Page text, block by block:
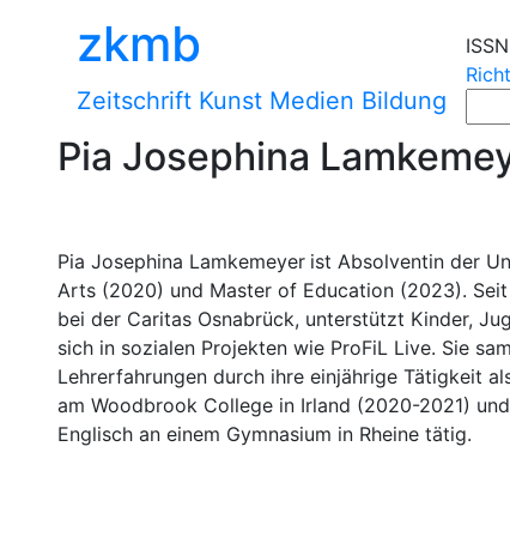
zkmb
Zeitschrift Kunst Medien Bildung
Pia Josephina
Pia Josephina Lamkemeyer ist Absolventin der
Arts (2020) und Master of Education (2023).
bei der Caritas Osnabrück, unterstützt Kinder,
sich in sozialen Projekten wie ProFiL Live. Sie
Lehrerfahrungen durch ihre einjährige Tätigkeit
am Woodbrook College in Irland (2020-2021)
Englisch an einem Gymnasium in Rheine tätig.